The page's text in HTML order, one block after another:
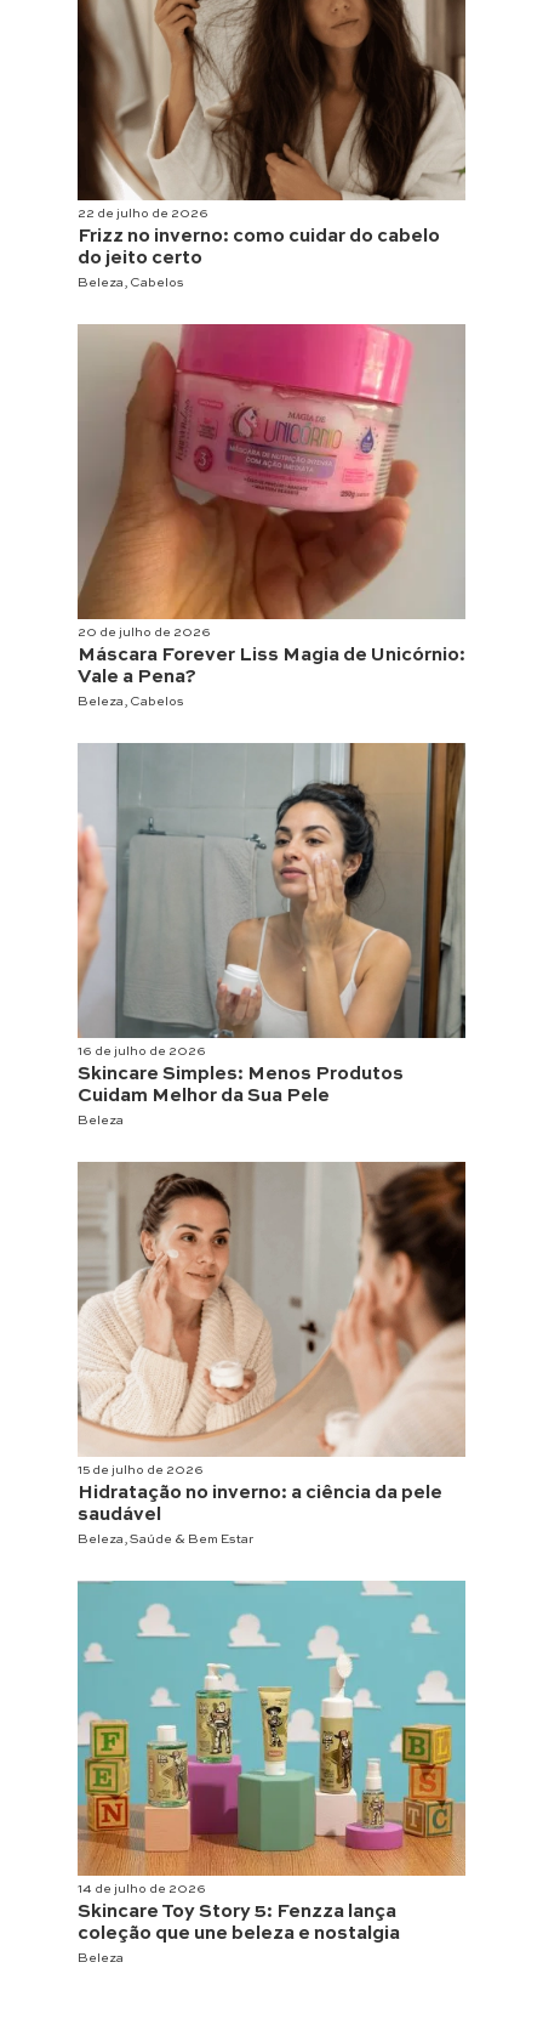
22 de julho de 2026
Frizz no inverno: como cuidar do cabelo
do jeito certo
Beleza Cabelos
20 de julho de 2026
Máscara Forever Liss Magia de Unicórnio:
Vale a Pena?
Beleza Cabelos
16 de julho de 2026
Skincare Simples: Menos Produtos
Cuidam Melhor da Sua Pele
Beleza
15 de julho de 2026
Hidratação no inverno: a ciência da pele
saudável
Beleza , Saúde & Bem Estar
14 de julho de 2026
Skincare Toy Story 5: Fenzza lança
coleção que une beleza e nostalgia
Beleza